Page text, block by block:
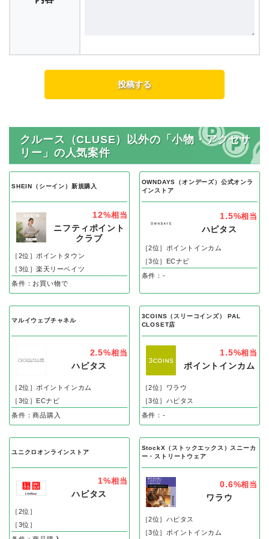
クルース（CLUSE）以外の「小物・アクセサ
リー」の人気案件
SHEIN（シーイン）新規購入
12%相当
ニフティポイント
クラブ
［2位］ポイントタウン
［3位］楽天リーベイツ
条件：お買い物で
OWNDAYS（オンデーズ）公式オンラ
インストア
1.5%相当
ハピタス
［2位］ポイントインカム
［3位］ECナビ
条件：-
マルイウェブチャネル
2.5%相当
ハピタス
［2位］ポイントインカム
［3位］ECナビ
条件：商品購入
3COINS（スリーコインズ） PAL
CLOSET店
1.5%相当
ポイントインカム
［2位］ワラウ
［3位］ハピタス
条件：-
ユニクロオンラインストア
1%相当
ハピタス
［2位］
［3位］
StockX（ストックエックス）スニーカ
ー・ストリートウェア
0.6%相当
ワラウ
［2位］ハピタス
［3位］ポイントインカム